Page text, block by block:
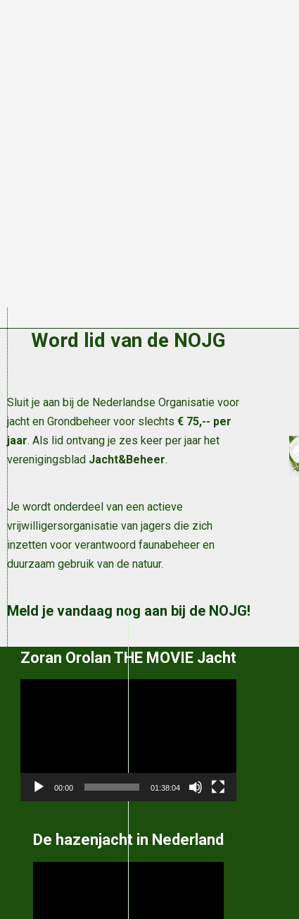
Word lid van de NOJG
Sluit je aan bij de Nederlandse Organisatie voor
jacht en Grondbeheer voor slechts € 75,-- per
jaar. Als lid ontvang je zes keer per jaar het
verenigingsblad Jacht&Beheer.
Je wordt onderdeel van een actieve
vrijwilligersorganisatie van jagers die zich
inzetten voor verantwoord faunabeheer en
duurzaam gebruik van de natuur.
Meld je vandaag nog aan bij de NOJG!
Zoran Orolan THE MOVIE Jacht
00:00 01:38:04
De hazenjacht in Nederland